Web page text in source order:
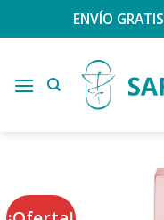
ENVÍO GRATIS